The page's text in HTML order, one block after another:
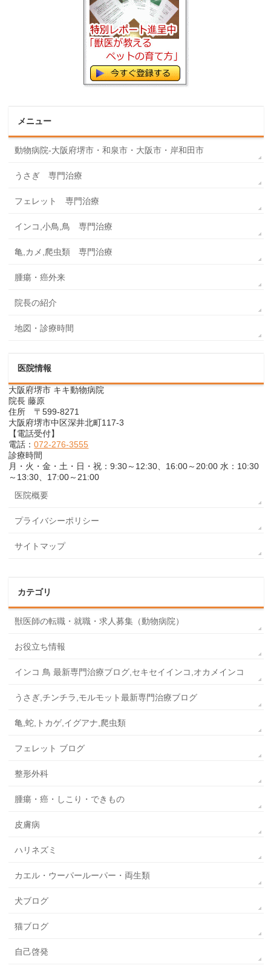
メニュー
動物病院-大阪府堺市・和泉市・大阪市・岸和田市
うさぎ 専門治療
フェレット 専門治療
インコ,小鳥,鳥 専門治療
亀,カメ,爬虫類 専門治療
腫瘍・癌外来
院長の紹介
地図・診療時間
医院情報
大阪府堺市 キキ動物病院
院長 藤原
住所 〒599-8271
大阪府堺市中区深井北町117-3
【電話受付】
電話：072-276-3555
診療時間
月・火・金・土・日・祝：9:30～12:30、16:00～20:00 水：10:30
～13:30、17:00～21:00
医院概要
プライバシーポリシー
サイトマップ
カテゴリ
獣医師の転職・就職・求人募集（動物病院）
お役立ち情報
インコ 鳥 最新専門治療ブログ,セキセイインコ,オカメインコ
うさぎ,チンチラ,モルモット最新専門治療ブログ
亀,蛇,トカゲ,イグアナ,爬虫類
フェレット ブログ
整形外科
腫瘍・癌・しこり・できもの
皮膚病
ハリネズミ
カエル・ウーパールーパー・両生類
犬ブログ
猫ブログ
自己啓発